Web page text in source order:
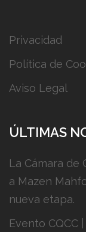
Privacidad
Política de
Aviso Legal
ÚLTIMAS
La Cámara de
a Mazen
nueva etapa.
Evento CQCC